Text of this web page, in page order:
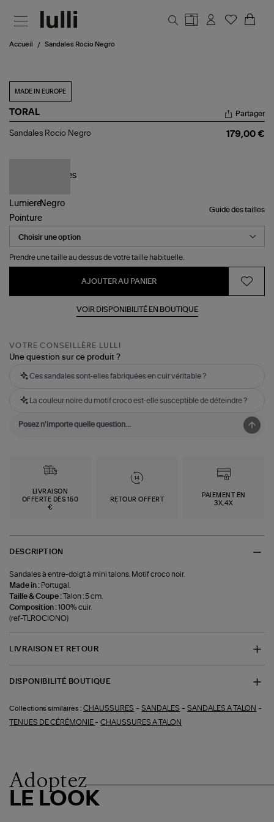
Accueil Sandales Rocio Negro
MADE IN EUROPE
TORAL
Sandales
Partager
Sandales Rocio Negro 179,00 €
Guide des tailles
Pointure
Prendre une taille au dessus de votre taille habituelle.
AJOUTER AU PANIER
VOIR DISPONIBILITÉ EN BOUTIQUE
VOTRE CONSEILLÈRE LULLI
Une question sur ce produit ?
Ces sandales sont-elles fabriquées en cuir véritable ?
La couleur noire du motif croco est-elle susceptible de déteindre ?
LIVRAISON
OFFERTE DÈS 150
€
RETOUR OFFERT
PAIEMENT EN
3X,4X
DESCRIPTION
Sandales à entre-doigt à mini talons. Motif croco noir.
Made in : Portugal.
Taille & Coupe :
Talon : 5 cm.
Composition :100% cuir.
(ref-TLROCIONO)
LIVRAISON ET RETOUR
DISPONIBILITÉ BOUTIQUE
Collections similaires : CHAUSSURES -SANDALES -SANDALES A TALON -
TENUES DE CÉRÉMONIE -CHAUSSURES A TALON
Adoptez
LE LOOK